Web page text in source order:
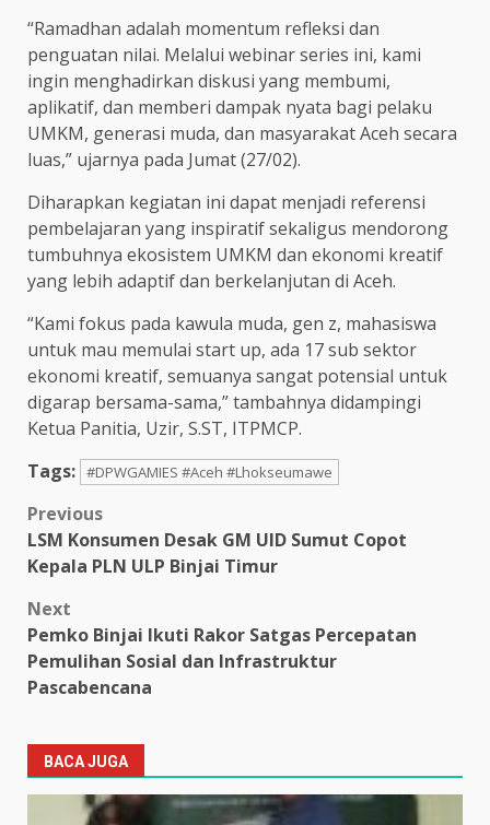
“Ramadhan adalah momentum refleksi dan
penguatan nilai. Melalui webinar series ini, kami
ingin menghadirkan diskusi yang membumi,
aplikatif, dan memberi dampak nyata bagi pelaku
UMKM, generasi muda, dan masyarakat Aceh secara
luas,” ujarnya pada Jumat (27/02).
Diharapkan kegiatan ini dapat menjadi referensi
pembelajaran yang inspiratif sekaligus mendorong
tumbuhnya ekosistem UMKM dan ekonomi kreatif
yang lebih adaptif dan berkelanjutan di Aceh.
“Kami fokus pada kawula muda, gen z, mahasiswa
untuk mau memulai start up, ada 17 sub sektor
ekonomi kreatif, semuanya sangat potensial untuk
digarap bersama-sama,” tambahnya didampingi
Ketua Panitia, Uzir, S.ST, ITPMCP.
Tags: #DPWGAMIES #Aceh #Lhokseumawe
Post
navigation
Previous
LSM Konsumen Desak GM UID Sumut Copot
Kepala PLN ULP Binjai Timur
Next
Pemko Binjai Ikuti Rakor Satgas Percepatan
Pemulihan Sosial dan Infrastruktur
Pascabencana
BACA JUGA